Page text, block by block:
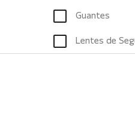
Guantes
Lentes de